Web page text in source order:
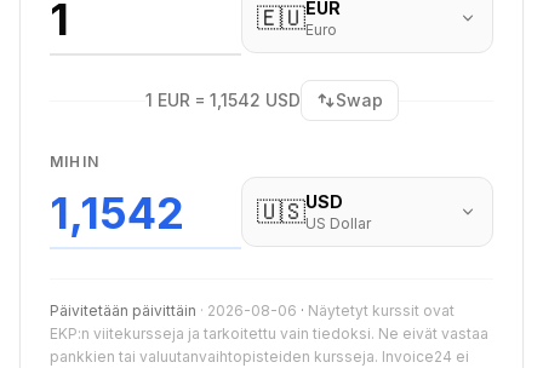
🇪🇺EUR
Euro
1 EUR = 1,1542 USD Swap
MIHIN
1,1542 🇺🇸USD
US Dollar
Päivitetään päivittäin · 2026-08-06 · Näytetyt kurssit ovat
EKP:n viitekursseja ja tarkoitettu vain tiedoksi. Ne eivät vastaa
pankkien tai valuutanvaihtopisteiden kursseja. Invoice24 ei